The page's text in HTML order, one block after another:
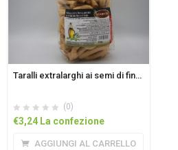
Taralli extralarghi ai semi di finocchio 350gr
(0)
€3,24 La confezione
AGGIUNGI AL CARRELLO